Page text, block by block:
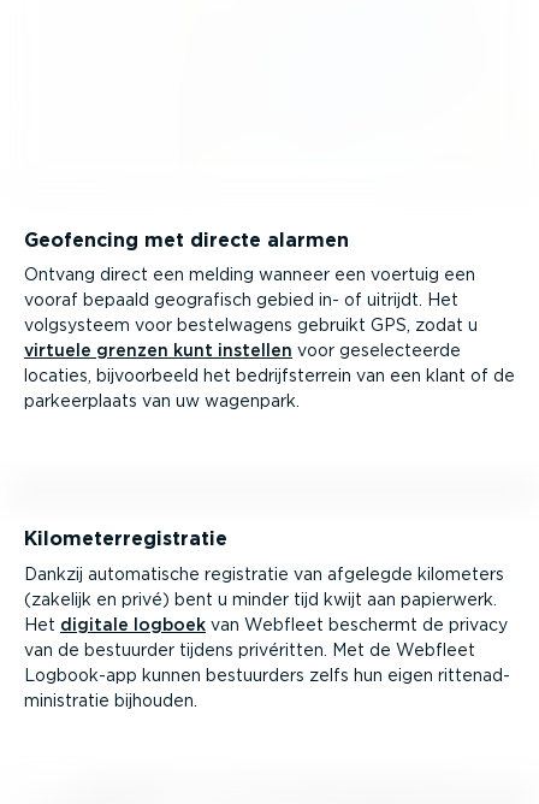
Geofencing met directe alarmen
Ontvang direct een melding wanneer een voertuig een
vooraf bepaald geografisch gebied in- of uitrijdt. Het
volgsysteem voor bestel­wagens gebruikt GPS, zodat u
virtuele grenzen kunt instellen voor geselec­teerde
locaties, bijvoor­beeld het bedrijfs­terrein van een klant of de
parkeer­plaats van uw wagenpark.
Kilome­ter­re­gi­stratie
Dankzij automa­tische registratie van afgelegde kilometers
(zakelijk en privé) bent u minder tijd kwijt aan papierwerk.
Het digitale logboek van Webfleet beschermt de privacy
van de bestuurder tijdens privéritten. Met de Webfleet
Logbook-app kunnen bestuurders zelfs hun eigen ritten­ad­
mi­ni­stratie bijhouden.